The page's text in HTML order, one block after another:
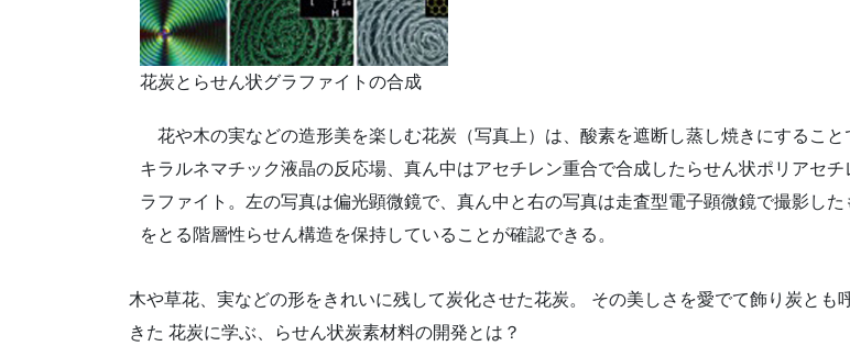
花炭とらせん状グラファイトの合成
花や木の実などの造形美を楽しむ花炭（写真上）は、酸素を遮断し蒸し焼きにするこ
キラルネマチック液晶の反応場、真ん中はアセチレン重合で合成したらせん状ポリアセ
ラファイト。左の写真は偏光顕微鏡で、真ん中と右の写真は走査型電子顕微鏡で撮影し
をとる階層性らせん構造を保持していることが確認できる。
木や草花、実などの形をきれいに残して炭化させた花炭。 その美しさを愛でて飾り炭と
きた 花炭に学ぶ、らせん状炭素材料の開発とは？